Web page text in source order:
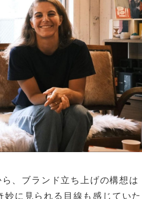
、ブランド立ち上げの構想は
に見られる目線も感じていた